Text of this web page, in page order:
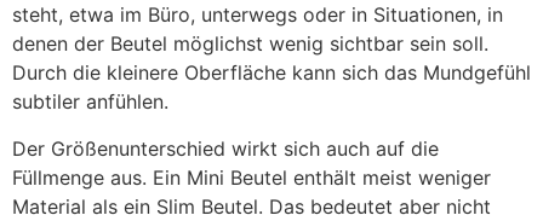
steht, etwa im Büro, unterwegs oder in Situationen, in
denen der Beutel möglichst wenig sichtbar sein soll.
Durch die kleinere Oberfläche kann sich das Mundgefühl
subtiler anfühlen.
Der Größenunterschied wirkt sich auch auf die
Füllmenge aus. Ein Mini Beutel enthält meist weniger
Material als ein Slim Beutel. Das bedeutet aber nicht